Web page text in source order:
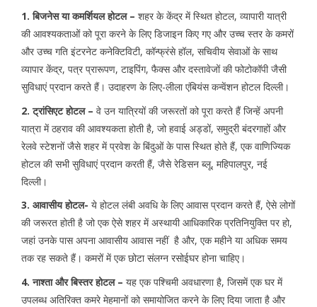
1. बिजनेस या कमर्शियल होटल – शहर के केंद्र में स्थित होटल, व्यापारी यात्री
की आवश्यकताओं को पूरा करने के लिए डिजाइन किए गए और उच्च स्तर के कमरों
और उच्च गति इंटरनेट कनेक्टिविटी, कॉन्फ्रंसे हॉल, सचिवीय सेवाओं के साथ
व्यापार केंद्र, पत्र प्रारूपण, टाइपिंग, फैक्स और दस्तावेजों की फोटोकॉपी जैसी
सुविधाएं प्रदान करते हैं। उदाहरण के लिए-लीला एंबियंस कन्वेंशन होटल दिल्ली।
2. ट्रांसिएट होटल – वे उन यात्रियों की जरूरतों को पूरा करते हैं जिन्हें अपनी
यात्रा में ठहराव की आवश्यकता होती है, जो हवाई अड्डों, समुद्री बंदरगाहों और
रेलवे स्टेशनों जैसे शहर में प्रवेश के बिंदुओं के पास स्थित होते हैं, एक वाणिज्यिक
होटल की सभी सुविधाएं प्रदान करती हैं, जैसे रेडिसन ब्लू, महिपालपुर, नई
दिल्ली।
3. आवासीय होटल- ये होटल लंबी अवधि के लिए आवास प्रदान करते हैं, ऐसे लोगों
की जरूरत होती है जो एक ऐसे शहर में अस्थायी आधिकारिक प्रतिनियुक्ति पर हो,
जहां उनके पास अपना आवासीय आवास नहीं है और, एक महीने या अधिक समय
तक रह सकते हैं। कमरों में एक छोटा संलग्न रसोईघर होना चाहिए।
4. नाश्ता और बिस्तर होटल – यह एक पश्चिमी अवधारणा है, जिसमें एक घर में
उपलब्ध अतिरिक्त कमरे मेहमानों को समायोजित करने के लिए दिया जाता है और